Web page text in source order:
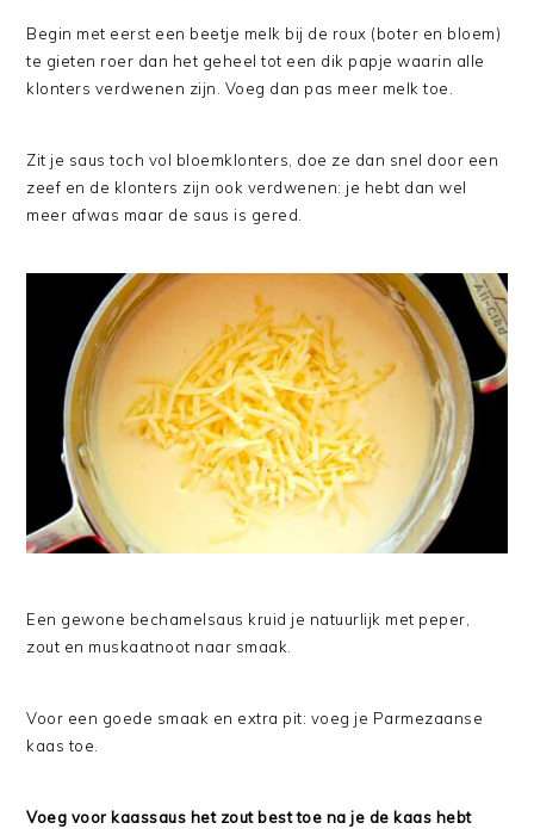
Begin met eerst een beetje melk bij de roux (boter en bloem)
te gieten roer dan het geheel tot een dik papje waarin alle
klonters verdwenen zijn. Voeg dan pas meer melk toe.
Zit je saus toch vol bloemklonters, doe ze dan snel door een
zeef en de klonters zijn ook verdwenen: je hebt dan wel
meer afwas maar de saus is gered.
Een gewone bechamelsaus kruid je natuurlijk met peper,
zout en muskaatnoot naar smaak.
Voor een goede smaak en extra pit: voeg je Parmezaanse
kaas toe.
Voeg voor kaassaus het zout best toe na je de kaas hebt